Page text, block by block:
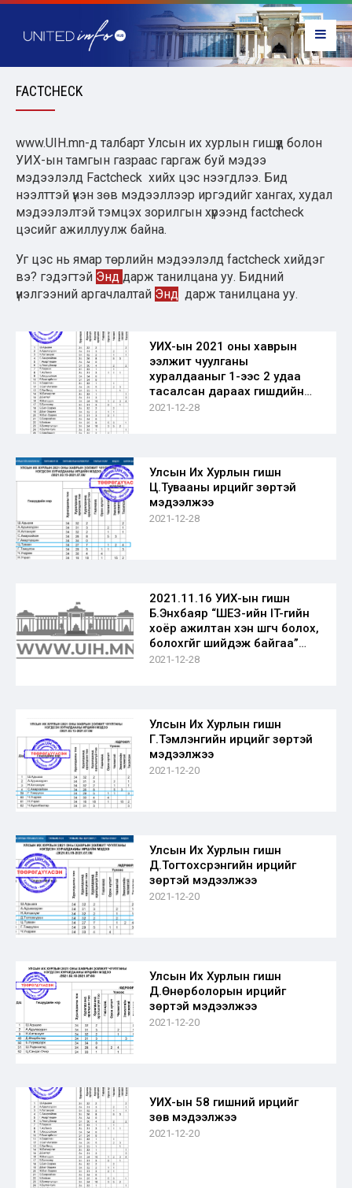
FACTCHECK
www.UIH.mn-д талбарт Улсын их хурлын гишүүд болон
УИХ-ын тамгын газраас гаргаж буй мэдээ
мэдээлэлд Factcheck хийх цэс нээгдлээ. Бид
нээлттэй үнэн зөв мэдээллээр иргэдийг хангах, худал
мэдээлэлтэй тэмцэх зорилгын хүрээнд factcheck
цэсийг ажиллуулж байна.
Уг цэс нь ямар төрлийн мэдээлэлд factcheck хийдэг
вэ? гэдэгтэй Энд дарж танилцана уу. Бидний
үнэлгээний аргачлалтай Энд дарж танилцана уу.
УИХ-ын 2021 оны хаврын
ээлжит чуулганы
хуралдааныг 1-ээс 2 удаа
тасалсан дараах гишүүдийн
ирцийг зөв мэдээлжээ
2021-12-28
Улсын Их Хурлын гишүүн
Ц.Тувааны ирцийг зөрүүтэй
мэдээлжээ
2021-12-28
2021.11.16 УИХ-ын гишүүн
Б.Энхбаяр “ШЕЗ-ийн IT-гийн
хоёр ажилтан хэн шүүгч болох,
болохгүйг шийдэж байгаа”
ТӨӨРӨГДҮҮЛСЭН МЭДЭЭЛЭЛ
2021-12-28
Улсын Их Хурлын гишүүн
Г.Тэмүүлэнгийн ирцийг зөрүүтэй
мэдээлжээ
2021-12-20
Улсын Их Хурлын гишүүн
Д.Тогтохсүрэнгийн ирцийг
зөрүүтэй мэдээлжээ
2021-12-20
Улсын Их Хурлын гишүүн
Д.Өнөрболорын ирцийг
зөрүүтэй мэдээлжээ
2021-12-20
УИХ-ын 58 гишүүний ирцийг
зөв мэдээлжээ
2021-12-20